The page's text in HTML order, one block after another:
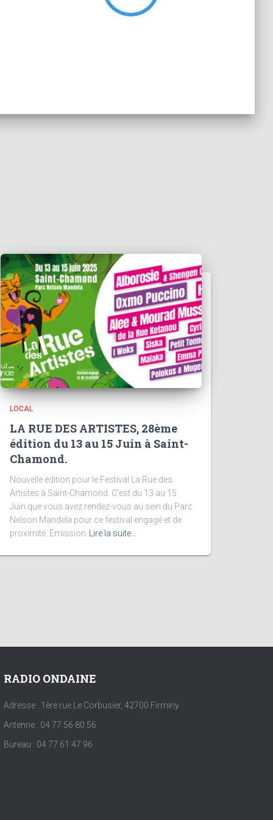
LOCAL
LA RUE DES ARTISTES, 28ème
édition du 13 au 15 Juin à Saint-
Chamond.
Nouvelle édition pour le Festival La Rue des
Artistes à Saint-Chamond. C’est du 13 au 15
Juin que vous avez rendez-vous au sein du Parc
Nelson Mandela pour ce festival engagé et de
proximité. Emission
Lire la suite…
RADIO ONDAINE
Adresse : 1ère rue Le Corbusier, 42700 Firminy
Antenne : 04 77 56 80 56
Bureau : 04 77 61 47 96